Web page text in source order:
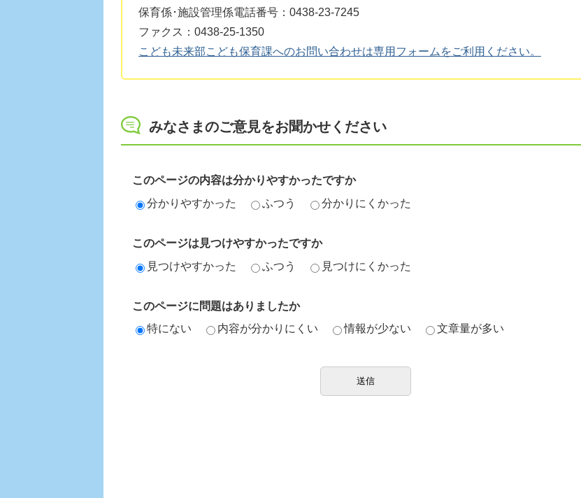
保育係･施設管理係電話番号：0438-23-7245
ファクス：0438-25-1350
こども未来部こども保育課へのお問い合わせは専用フォームをご利用ください。
みなさまのご意見をお聞かせください
このページの内容は分かりやすかったですか
分かりやすかった
ふつう 分かりにくかった
このページは見つけやすかったですか
見つけやすかった
ふつう 見つけにくかった
このページに問題はありましたか
特にない
内容が分かりにくい 情報が少ない 文章量が多い